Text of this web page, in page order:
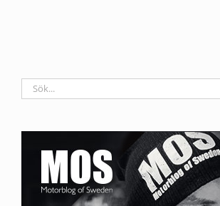
Sök
efter: